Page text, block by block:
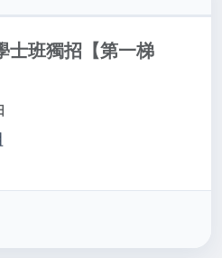
士班獨招【第一梯